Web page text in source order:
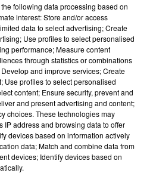
following data processing based on
interest: Store and/or access
data to select advertising; Create
Use profiles to select personalised
performance; Measure content
through statistics or combinations
and improve services; Create
Use profiles to select personalised
content; Ensure security, prevent and
and present advertising and content;
choices. These technologies may
IP address and browsing data to offer
devices based on information actively
data; Match and combine data from
devices; Identify devices based on